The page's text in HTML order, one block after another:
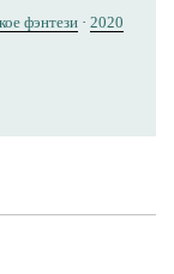
фэнтези · 2020